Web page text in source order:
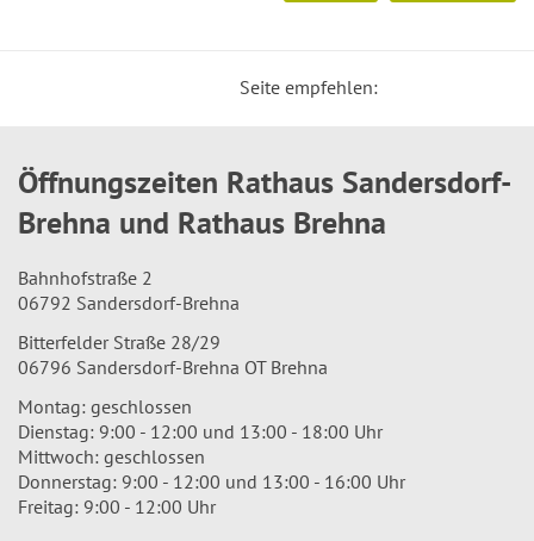
Seite empfehlen:
Öffnungszeiten Rathaus Sandersdorf-
Brehna und Rathaus Brehna
Bahnhofstraße 2
06792 Sandersdorf-Brehna
Bitterfelder Straße 28/29
06796 Sandersdorf-Brehna OT Brehna
Montag: geschlossen
Dienstag: 9:00 - 12:00 und 13:00 - 18:00 Uhr
Mittwoch: geschlossen
Donnerstag: 9:00 - 12:00 und 13:00 - 16:00 Uhr
Freitag: 9:00 - 12:00 Uhr